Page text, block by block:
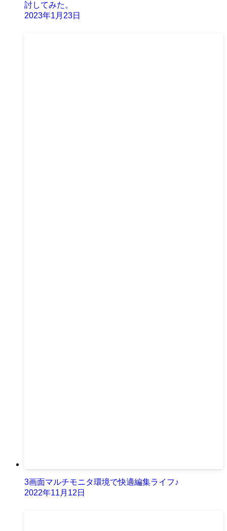
討してみた。
2023年1月23日
3画面マルチモニタ環境で快適編集ライフ♪
2022年11月12日